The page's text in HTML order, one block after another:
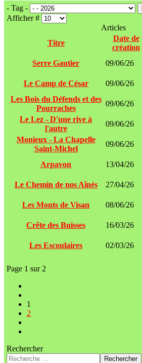
- Tag -
Afficher #
Articles
Titre
Date de
création
Serre Gautier 09/06/26
Le Camp de César 09/06/26
Les Bois du Défends et des
Pourraches
09/06/26
Le Lez - D'une rive à
l'autre
09/06/26
Monieux - La Chapelle
Saint-Michel
09/06/26
Arpavon 13/04/26
Le Chemin de nos Aînés 27/04/26
Les Monts de Visan 08/06/26
Crête des Buisses 16/03/26
Les Escoulaires 02/03/26
Page 1 sur 2
1
2
Rechercher
Rechercher